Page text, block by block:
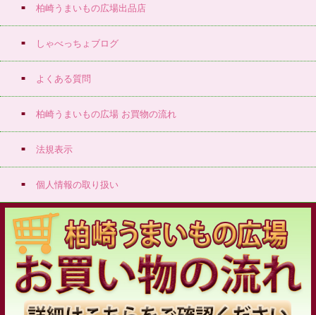
柏崎うまいもの広場出品店
しゃべっちょブログ
よくある質問
柏崎うまいもの広場 お買物の流れ
法規表示
個人情報の取り扱い